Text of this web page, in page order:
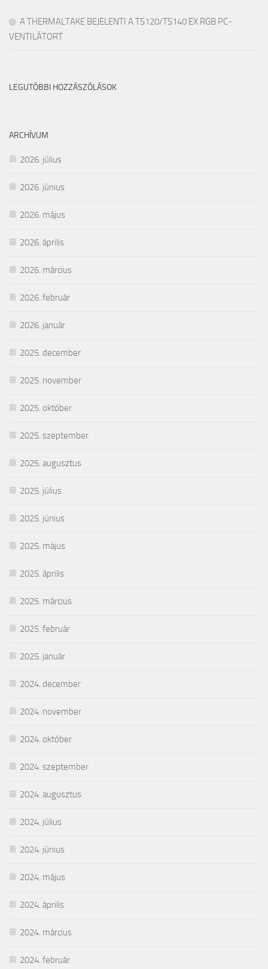
A THERMALTAKE BEJELENTI A TS120/TS140 EX RGB PC-
VENTILÁTORT
LEGUTÓBBI HOZZÁSZÓLÁSOK
ARCHÍVUM
2026. július
2026. június
2026. május
2026. április
2026. március
2026. február
2026. január
2025. december
2025. november
2025. október
2025. szeptember
2025. augusztus
2025. július
2025. június
2025. május
2025. április
2025. március
2025. február
2025. január
2024. december
2024. november
2024. október
2024. szeptember
2024. augusztus
2024. július
2024. június
2024. május
2024. április
2024. március
2024. február